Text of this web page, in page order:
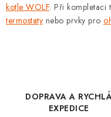
kotle WOLF. Při kompletaci
termostaty nebo prvky pro
DOPRAVA A
EXPEDICE